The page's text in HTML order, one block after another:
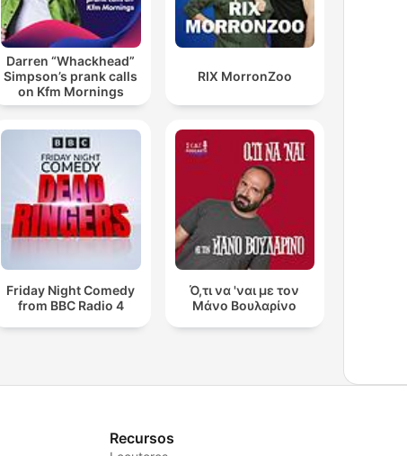
Darren “Whackhead”
Simpson’s prank calls
on Kfm Mornings
RIX MorronZoo
Friday Night Comedy
from BBC Radio 4
Ό,τι να 'ναι με τον
Μάνο Βουλαρίνο
Recursos